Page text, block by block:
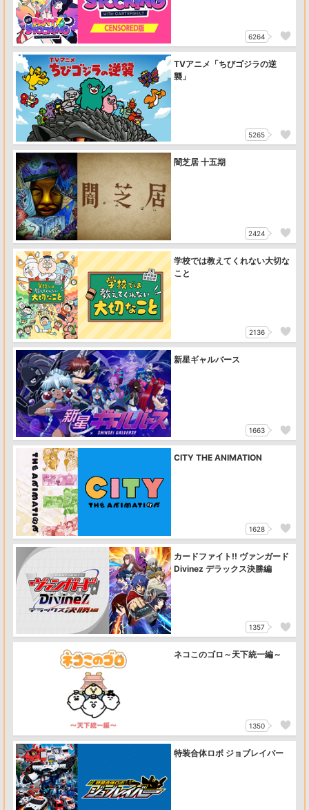
6264
TVアニメ「ちびゴジラの逆
襲」
5265
闇芝居 十五期
2424
学校では教えてくれない大切な
こと
2136
新星ギャルバース
1663
CITY THE ANIMATION
1628
カードファイト!! ヴァンガード
Divinez デラックス決勝編
1357
ネコこのゴロ～天下統一編～
1350
特装合体ロボ ジョブレイバー